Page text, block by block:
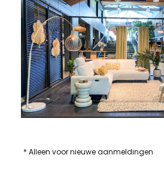
* Alleen voor nieuwe aanmeldingen